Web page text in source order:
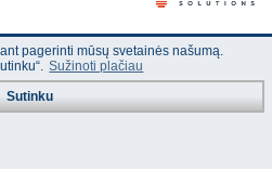
pagerinti mūsų svetainės našumą.
Sužinoti plačiau
Sutinku